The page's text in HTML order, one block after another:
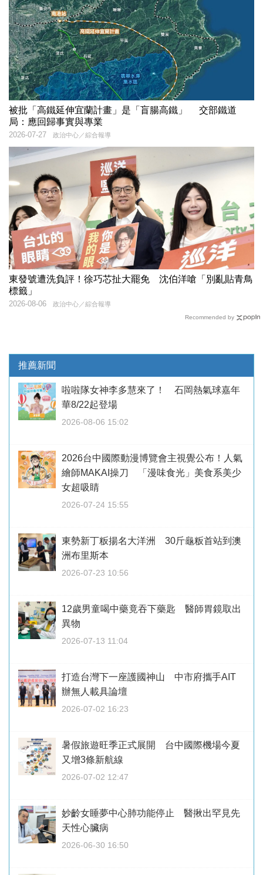
被批「高鐵延伸宜蘭計畫」是「盲腸高鐵」 交部鐵道
局：應回歸事實與專業
政治中心／綜合報導
2026-07-27
東發號遭洗負評！徐巧芯扯大罷免 沈伯洋嗆「別亂貼青鳥
標籤」
政治中心／綜合報導
2026-08-06
Recommended by
推薦新聞
啦啦隊女神李多慧來了！ 石岡熱氣球嘉年
華8/22起登場
2026-08-06 15:02
2026台中國際動漫博覽會主視覺公布！人氣
繪師MAKAI操刀 「漫味食光」美食系美少
女超吸睛
2026-07-24 15:55
東勢新丁粄揚名大洋洲 30斤龜粄首站到澳
洲布里斯本
2026-07-23 10:56
12歲男童喝中藥竟吞下藥匙 醫師胃鏡取出
異物
2026-07-13 11:04
打造台灣下一座護國神山 中市府攜手AIT
辦無人載具論壇
2026-07-02 16:23
暑假旅遊旺季正式展開 台中國際機場今夏
又增3條新航線
2026-07-02 12:47
妙齡女睡夢中心肺功能停止 醫揪出罕見先
天性心臟病
2026-06-30 16:50